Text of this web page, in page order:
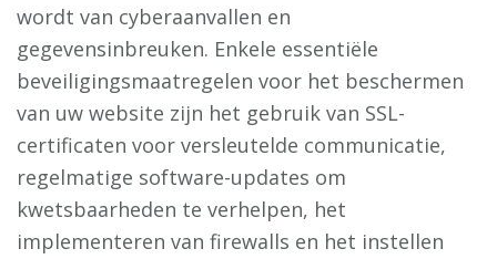
wordt van cyberaanvallen en
gegevensinbreuken. Enkele essentiële
beveiligingsmaatregelen voor het beschermen
van uw website zijn het gebruik van SSL-
certificaten voor versleutelde communicatie,
regelmatige software-updates om
kwetsbaarheden te verhelpen, het
implementeren van firewalls en het instellen